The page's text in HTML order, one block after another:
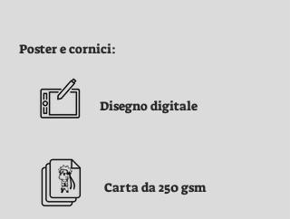
Poster e cornici:
Disegno digitale
Carta da 250 gsm